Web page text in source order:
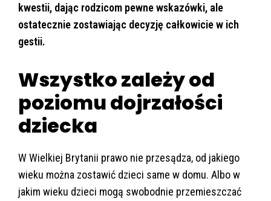
kwestii, dając rodzicom pewne wskazówki, ale
ostatecznie zostawiając decyzję całkowicie w ich
gestii.
Wszystko zależy od
poziomu dojrzałości
dziecka
W Wielkiej Brytanii prawo nie przesądza, od jakiego
wieku można zostawić dzieci same w domu. Albo w
jakim wieku dzieci mogą swobodnie przemieszczać